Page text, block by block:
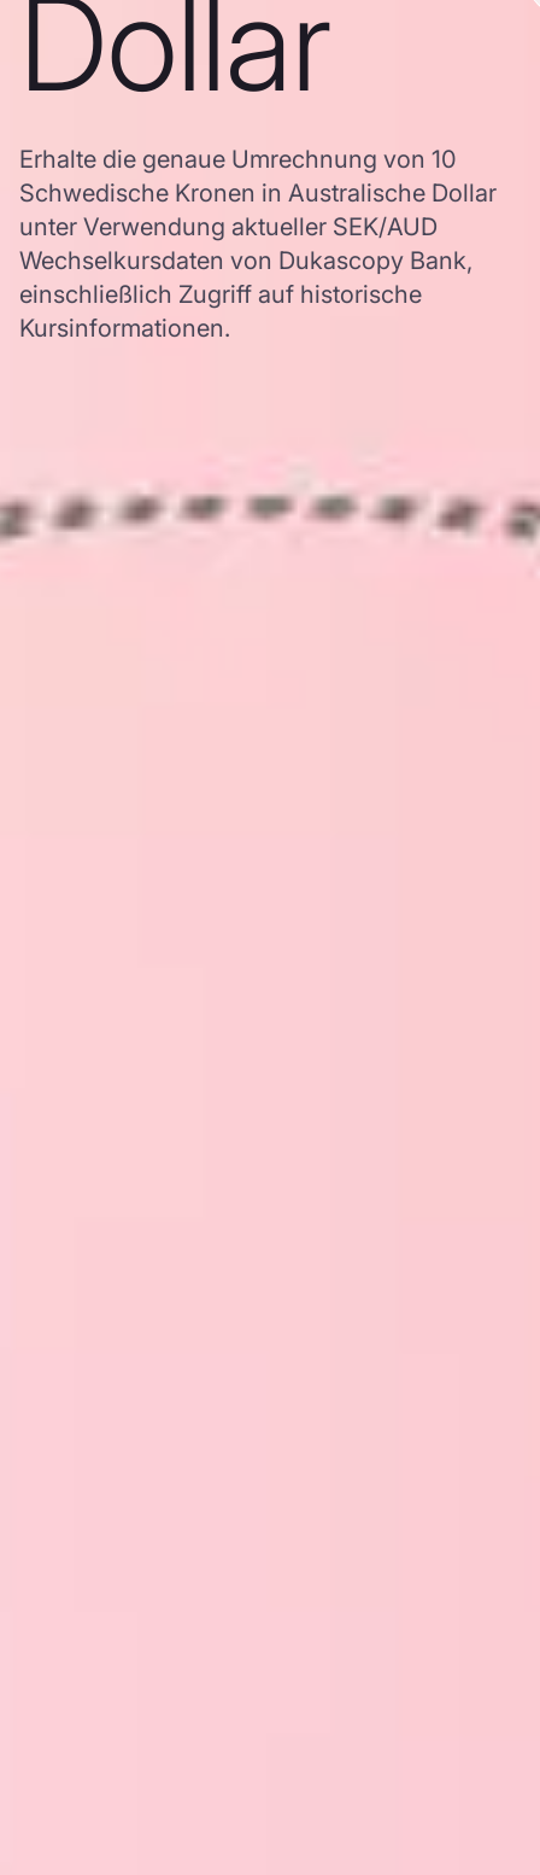
Dollar
Erhalte die genaue Umrechnung von 10
Schwedische Kronen in Australische Dollar
unter Verwendung aktueller SEK/AUD
Wechselkursdaten von Dukascopy Bank,
einschließlich Zugriff auf historische
Kursinformationen.